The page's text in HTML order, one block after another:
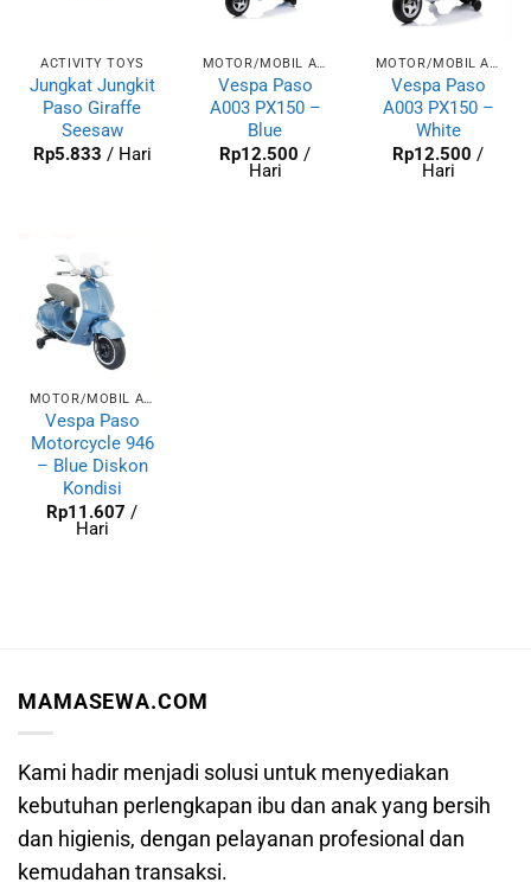
ACTIVITY TOYS
Jungkat Jungkit
Paso Giraffe
Seesaw
Rp5.833 / Hari
MOTOR/MOBIL AKI
Vespa Paso
A003 PX150 –
Blue
Rp12.500 /
Hari
MOTOR/MOBIL AKI
Vespa Paso
A003 PX150 –
White
Rp12.500 /
Hari
MOTOR/MOBIL AKI
Vespa Paso
Motorcycle 946
– Blue Diskon
Kondisi
Rp11.607 /
Hari
MAMASEWA.COM
Kami hadir menjadi solusi untuk menyediakan
kebutuhan perlengkapan ibu dan anak yang bersih
dan higienis, dengan pelayanan profesional dan
kemudahan transaksi.